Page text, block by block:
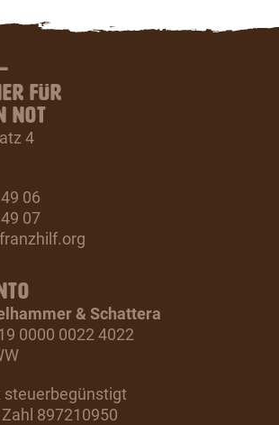
FÜR
NOT
4
06
07
& Schattera
0000 0022 4022
steuerbegünstigt
897210950